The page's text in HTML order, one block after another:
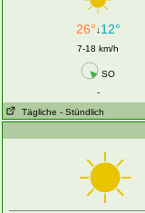
26°↓12°
7-18 km/h
SO
-
Tägliche - Stündlich